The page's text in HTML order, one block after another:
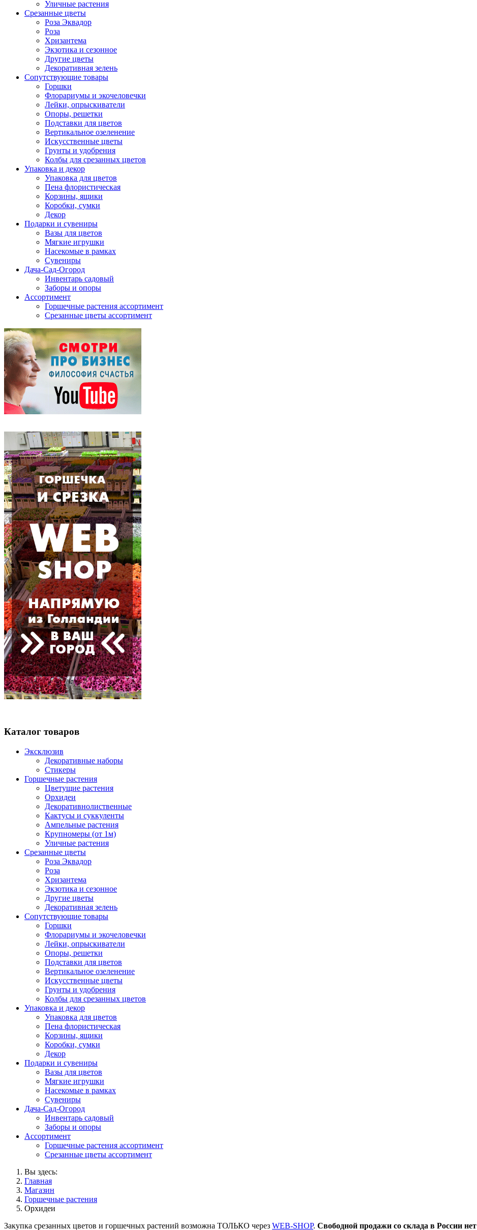
Уличные растения
Срезанные цветы
Роза Эквадор
Роза
Хризантема
Экзотика и сезонное
Другие цветы
Декоративная зелень
Сопутствующие товары
Горшки
Флорариумы и экочеловечки
Лейки, опрыскиватели
Опоры, решетки
Подставки для цветов
Вертикальное озеленение
Искусственные цветы
Грунты и удобрения
Колбы для срезанных цветов
Упаковка и декор
Упаковка для цветов
Пена флористическая
Корзины, ящики
Коробки, сумки
Декор
Подарки и сувениры
Вазы для цветов
Мягкие игрушки
Насекомые в рамках
Сувениры
Дача-Сад-Огород
Инвентарь садовый
Заборы и опоры
Ассортимент
Горшечные растения ассортимент
Срезанные цветы ассортимент
Каталог товаров
Эксклюзив
Декоративные наборы
Стикеры
Горшечные растения
Цветущие растения
Орхидеи
Декоративнолиственные
Кактусы и суккуленты
Ампельные растения
Крупномеры (от 1м)
Уличные растения
Срезанные цветы
Роза Эквадор
Роза
Хризантема
Экзотика и сезонное
Другие цветы
Декоративная зелень
Сопутствующие товары
Горшки
Флорариумы и экочеловечки
Лейки, опрыскиватели
Опоры, решетки
Подставки для цветов
Вертикальное озеленение
Искусственные цветы
Грунты и удобрения
Колбы для срезанных цветов
Упаковка и декор
Упаковка для цветов
Пена флористическая
Корзины, ящики
Коробки, сумки
Декор
Подарки и сувениры
Вазы для цветов
Мягкие игрушки
Насекомые в рамках
Сувениры
Дача-Сад-Огород
Инвентарь садовый
Заборы и опоры
Ассортимент
Горшечные растения ассортимент
Срезанные цветы ассортимент
Вы здесь:
Главная
Магазин
Горшечные растения
Орхидеи
Закупка срезанных цветов и горшечных растений возможна ТОЛЬКО через WEB-SHOP. Свободной продажи со склада в России нет